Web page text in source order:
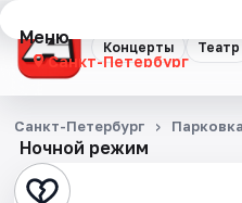
Концерты Театр
Меню
Санкт-Петербург
Концерты
Театр
Ночной режим
Санкт-Петербург